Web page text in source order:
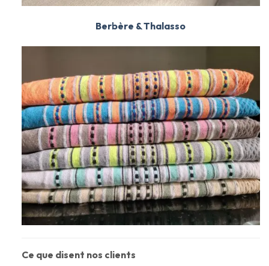
Berbère & Thalasso
Ce que disent nos clients